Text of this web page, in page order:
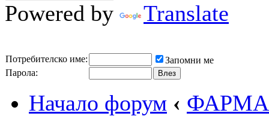
Powered by Translate
Потребителско име:
Запомни ме
Парола:
Начало форум ‹